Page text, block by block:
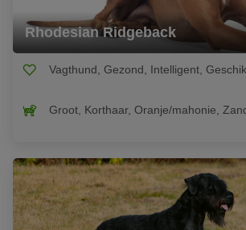
Rhodesian Ridgeback
Vagthund, Gezond, Intelligent,
Groot, Korthaar, Oranje/mahonie,